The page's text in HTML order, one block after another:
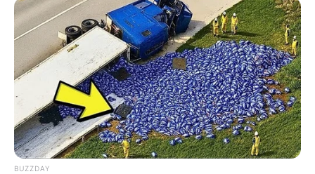
BUZZDAY